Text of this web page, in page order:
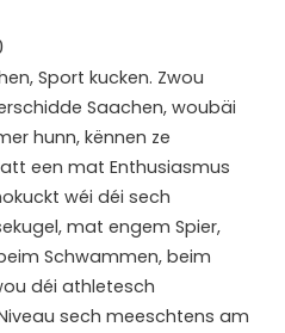
Sport kucken. Zwou
Saachen, woubäi
hunn, kënnen ze
een mat Enthusiasmus
wéi déi sech
mat engem Spier,
Schwammen, beim
déi athletesch
sech meeschtens am